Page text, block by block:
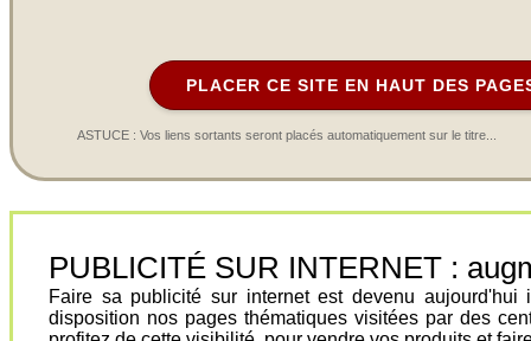
PLACER CE SITE EN HAUT DES
ASTUCE : Vos liens sortants seront placés automatiquement sur le titre...
PUBLICITÉ SUR INTERNET :
Faire sa publicité sur internet est devenu
disposition nos pages thématiques visitées par des